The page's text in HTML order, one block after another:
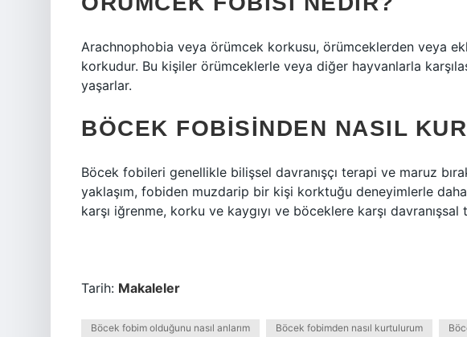
Arachnophobia veya örümcek korkusu, örümceklerden veya
korkudur. Bu kişiler örümceklerle veya diğer hayvanlarla
yaşarlar.
BÖCEK FOBISINDEN NASIL
Böcek fobileri genellikle bilişsel davranışçı terapi ve maruz
yaklaşım, fobiden muzdarip bir kişi korktuğu deneyimlerle
karşı iğrenme, korku ve kaygıyı ve böceklere karşı davranışsal
Tarih: Makaleler
Böcek fobim olduğunu nasıl anlarım Böcek fobimden nasıl kurtulurum